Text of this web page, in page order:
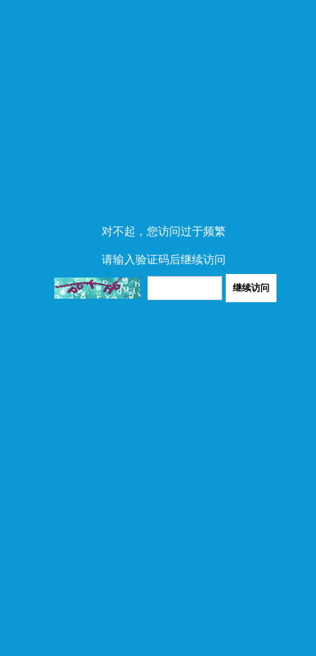
对不起，您访问过于频繁
请输入验证码后继续访问
继续访问